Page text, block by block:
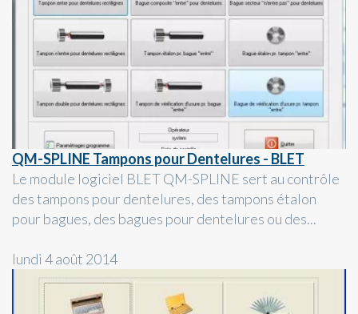
QM-SPLINE Tampons pour Dentelures - BLET
Le module logiciel BLET QM-SPLINE sert au contrôle
des tampons pour dentelures, des tampons étalon
pour bagues, des bagues pour dentelures ou des...
lundi 4 août 2014